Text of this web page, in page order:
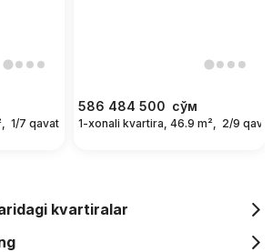
1/7 qavat
586 484 500 сўм
1-xonali kvartira, 46.9 m², 2/9 qavat
kvartiralar